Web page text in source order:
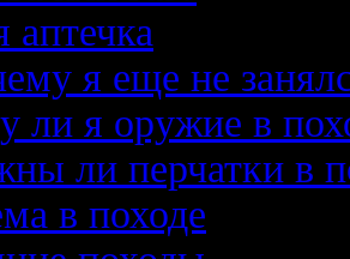
аптечка
я еще не
ли я оружие в
ли перчатки в
в походе